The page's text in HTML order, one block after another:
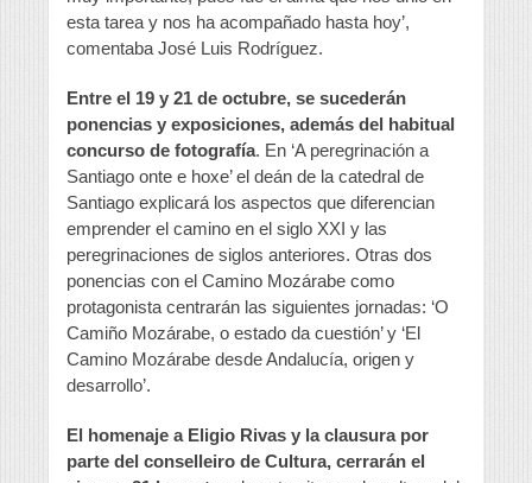
esta tarea y nos ha acompañado hasta hoy’,
comentaba José Luis Rodríguez.
Entre el 19 y 21 de octubre, se sucederán
ponencias y exposiciones, además del habitual
concurso de fotografía. En ‘A peregrinación a
Santiago onte e hoxe’ el deán de la catedral de
Santiago explicará los aspectos que diferencian
emprender el camino en el siglo XXI y las
peregrinaciones de siglos anteriores. Otras dos
ponencias con el Camino Mozárabe como
protagonista centrarán las siguientes jornadas: ‘O
Camiño Mozárabe, o estado da cuestión’ y ‘El
Camino Mozárabe desde Andalucía, origen y
desarrollo’.
El homenaje a Eligio Rivas y la clausura por
parte del conselleiro de Cultura, cerrarán el